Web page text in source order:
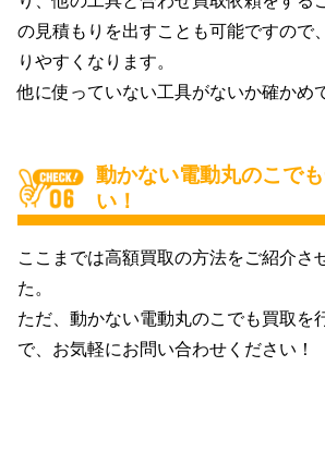
の見積もりを出すことも可能ですので
りやすくなります。
他に使っていない工具がないか確かめ
動かない電動丸のこで
い！
ここまでは高額買取の方法をご紹介さ
た。
ただ、動かない電動丸のこでも買取を
で、お気軽にお問い合わせください！